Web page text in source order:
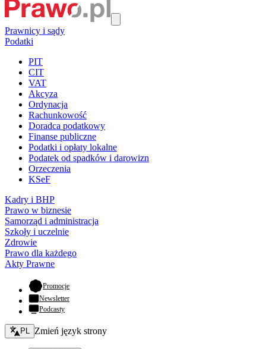
Prawnicy i sądy
Podatki
PIT
CIT
VAT
Akcyza
Ordynacja
Rachunkowość
Doradca podatkowy
Finanse publiczne
Podatki i opłaty lokalne
Podatek od spadków i darowizn
Orzeczenia
KSeF
Kadry i BHP
Prawo w biznesie
Samorząd i administracja
Szkoły i uczelnie
Zdrowie
Prawo dla każdego
Akty Prawne
Promocje- otwiera się w nowej karcie
Newsletter
Podcasty
Zmień język - bieżący:
PL Zmień język strony